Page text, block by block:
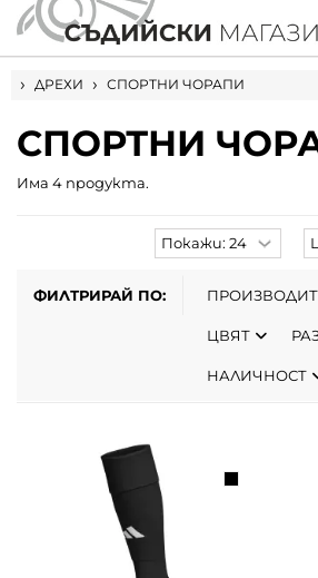
НАЧАЛО
ДРЕХИ СПОРТНИ ЧОРАПИ
СПОРТНИ
Има 4 продукта.
Products
per
ФИЛТРИРАЙ ПО:
ЦВЯТ
НАЛИЧНОСТ